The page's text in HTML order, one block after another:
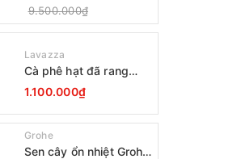
9.500.000₫
Lavazza
Cà phê hạt đã rang
Lavazza Coffee
Espresso Super Crema
1000g Date 12-2027
1.100.000₫
Grohe
Sen cây ổn nhiệt Grohe